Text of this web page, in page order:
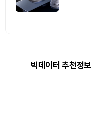
빅데이터 추천정보